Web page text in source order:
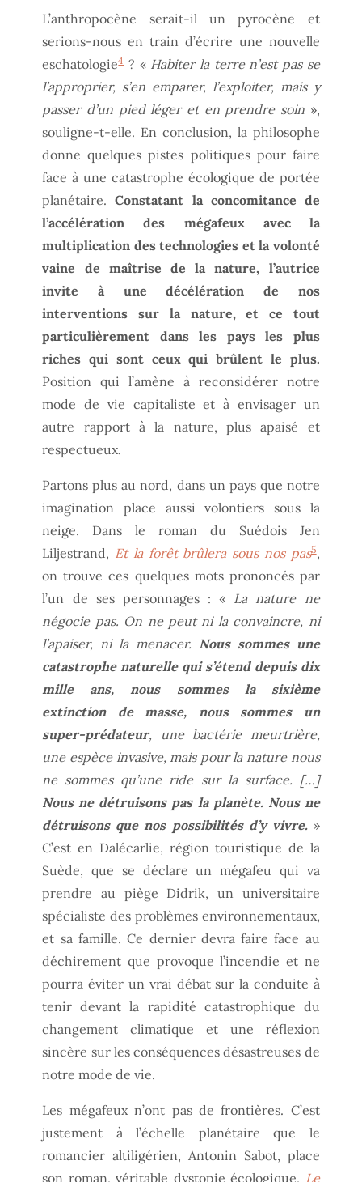
L’anthropocène serait-il un pyrocène et
serions-nous en train d’écrire une nouvelle
eschatologie4? « Habiter la terre n’est pas se
l’approprier, s’en emparer, l’exploiter, mais y
passer d’un pied léger et en prendre soin»,
souligne-t-elle. En conclusion, la philosophe
donne quelques pistes politiques pour faire
face à une catastrophe écologique de portée
planétaire.Constatant la concomitance de
l’accélération des mégafeux avec la
multiplication des technologies et la volonté
vaine de maîtrise de la nature, l’autrice
invite à une décélération de nos
interventions sur la nature, et ce tout
particulièrement dans les pays les plus
riches qui sont ceux qui brûlent le plus.
Position qui l’amène à reconsidérer notre
mode de vie capitaliste et à envisager un
autre rapport à la nature, plus apaisé et
respectueux.
Partons plus au nord, dans un pays que notre
imagination place aussi volontiers sous la
neige. Dans le roman du Suédois Jen
Liljestrand, Et la forêt brûlera sous nos pas5,
on trouve ces quelques mots prononcés par
l’un de ses personnages : « La nature ne
négocie pas. On ne peut ni la convaincre, ni
l’apaiser, ni la menacer. Nous sommes une
catastrophe naturelle qui s’étend depuis dix
mille ans, nous sommes la sixième
extinction de masse, nous sommes un
super-prédateur, une bactérie meurtrière,
une espèce invasive, mais pour la nature nous
ne sommes qu’une ride sur la surface. […]
Nous ne détruisons pas la planète. Nous ne
détruisons que nos possibilités d’y vivre.»
C’est en Dalécarlie, région touristique de la
Suède, que se déclare un mégafeu qui va
prendre au piège Didrik, un universitaire
spécialiste des problèmes environnementaux,
et sa famille. Ce dernier devra faire face au
déchirement que provoque l’incendie et ne
pourra éviter un vrai débat sur la conduite à
tenir devant la rapidité catastrophique du
changement climatique et une réflexion
sincère sur les conséquences désastreuses de
notre mode de vie.
Les mégafeux n’ont pas de frontières. C’est
justement à l’échelle planétaire que le
romancier altiligérien, Antonin Sabot, place
son roman, véritable dystopie écologique, Le